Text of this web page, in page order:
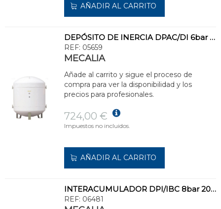
AÑADIR AL CARRITO
DEPÓSITO DE INERCIA DPAC/DI 6bar 100l ACERO CARBONO
REF: 05659
MECALIA
Añade al carrito y sigue el proceso de
compra para ver la disponibilidad y los
precios para profesionales.
724,00 €
Impuestos no incluidos.
AÑADIR AL CARRITO
INTERACUMULADOR DPI/IBC 8bar 200l INOXIDABLE
REF: 06481